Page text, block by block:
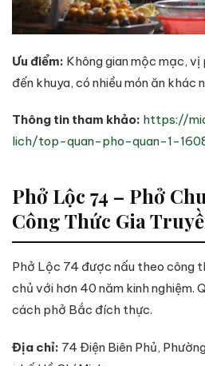
Ưu điểm: Không gian mộc mạc,
đến khuya, có nhiều món ăn khác
Thông tin tham khảo: https://
lich/top-quan-pho-quan-1-
Phở Lộc 74 – Phở
Công Thức Gia
Phở Lộc 74 được nấu theo công
chủ với hơn 40 năm kinh nghiệm.
cách phở Bắc đích thực.
Địa chỉ: 74 Điện Biên Phủ,